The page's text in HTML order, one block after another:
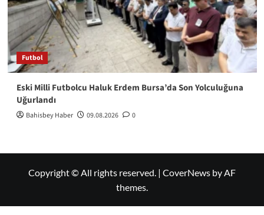
Futbol
Eski Milli Futbolcu Haluk Erdem Bursa’da Son Yolculuğuna
Uğurlandı
Bahisbey Haber 09.08.2026 0
Copyright © All rights reserved. | CoverNews by AF
themes.